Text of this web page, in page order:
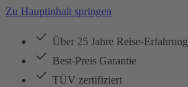
Zu Hauptinhalt springen
Über 25 Jahre Reise-Erfahrung
Best-Preis Garantie
TÜV zertifiziert